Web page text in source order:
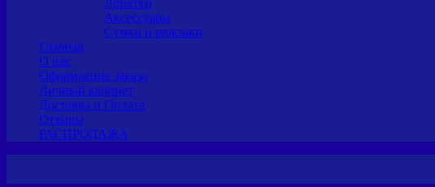
Аксессуары
Сумки и рюкзаки
Главная
О нас
Оформление заказа
Личный кабинет
Доставка и Оплата
Отзывы
РАСПРОДАЖА